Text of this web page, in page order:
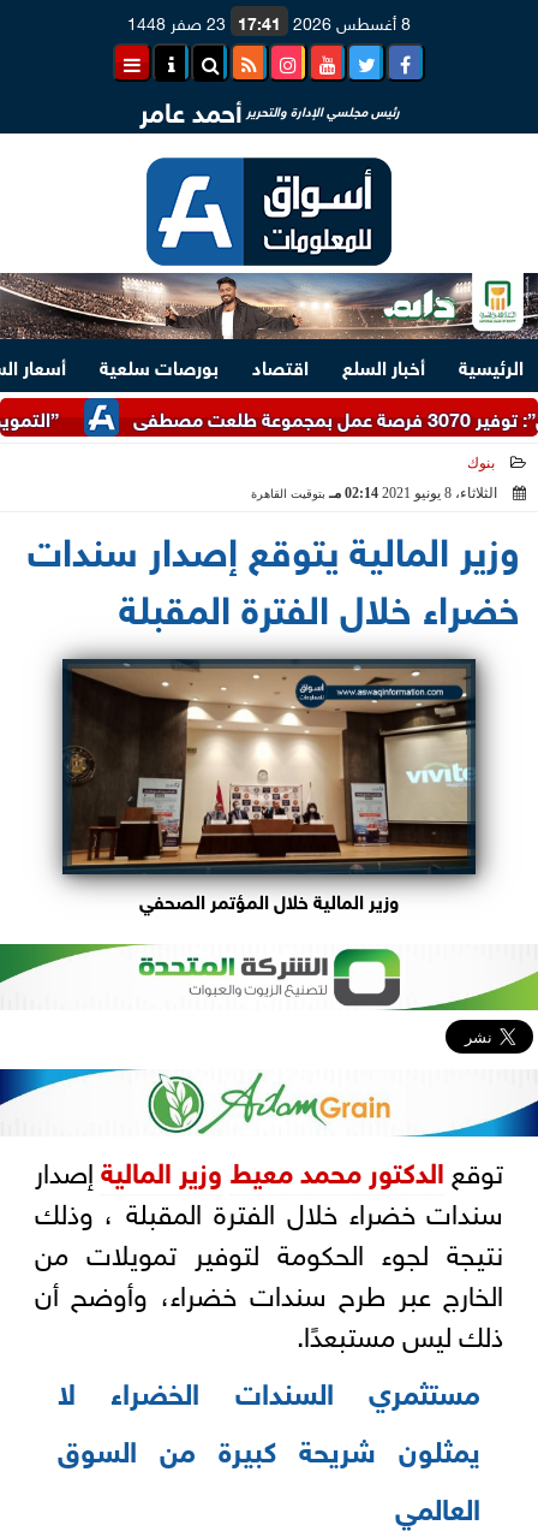
8 أغسطس 2026 17:41 23 صفر 1448
رئيس مجلسي الإدارة والتحرير أحمد عامر
الرئيسية أخبار السلع اقتصاد بورصات سلعية
أسعار
”التموين” تتلقى 17 ألف شكوى واستفسار تتعلق بضبط الأسواق وتوفير السلع خلال
بنوك
الثلاثاء، 8 يونيو 2021
02:14 مـ بتوقيت القاهرة
وزير المالية يتوقع إصدار سندات
خضراء خلال الفترة المقبلة
وزير المالية خلال المؤتمر الصحفي
توقعالدكتور محمد معيطوزير الماليةإصدار
سندات خضراء خلال الفترة المقبلة ، وذلك
نتيجة لجوء الحكومة لتوفير تمويلات من
الخارج عبر طرح سندات خضراء، وأوضح أن
ذلك ليس مستبعدًا.
مستثمري السندات الخضراء لا
يمثلون شريحة كبيرة من السوق
العالمي